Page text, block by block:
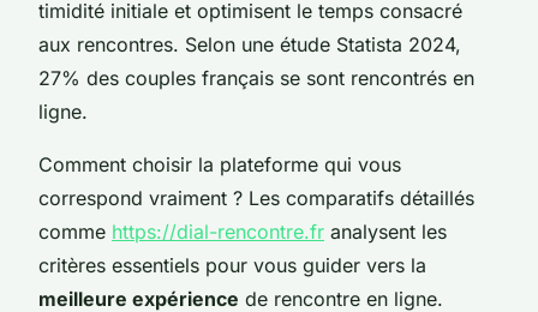
timidité initiale et optimisent le temps consacré
aux rencontres. Selon une étude Statista 2024,
27% des couples français se sont rencontrés en
ligne.
Comment choisir la plateforme qui vous
correspond vraiment ? Les comparatifs détaillés
comme https://dial-rencontre.fr analysent les
critères essentiels pour vous guider vers la
meilleure expérience de rencontre en ligne.